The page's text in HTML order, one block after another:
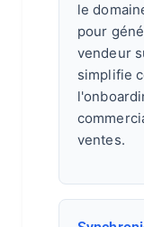
le
pour
vendeur
simplifie
ventes.